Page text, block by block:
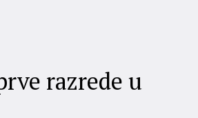
razrede u